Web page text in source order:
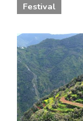
Festival